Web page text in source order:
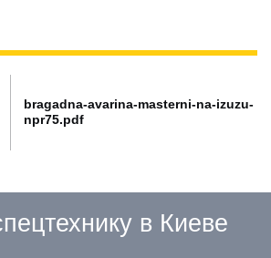
bragadna-avarina-masterni-na-izuzu-
npr75.pdf
в Киеве